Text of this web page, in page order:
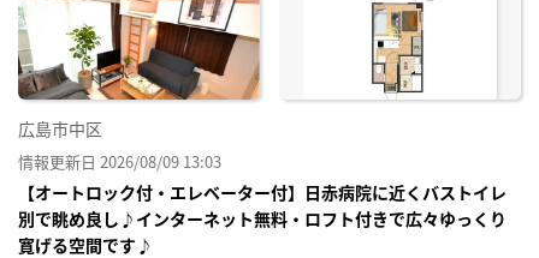
広島市中区
情報更新日 2026/08/09 13:03
【オートロック付・エレベーター付】日赤病院に近くバストイレ
別で眺め良し♪インターネット無料・ロフト付きで広々ゆっくり
寛げる空間です♪